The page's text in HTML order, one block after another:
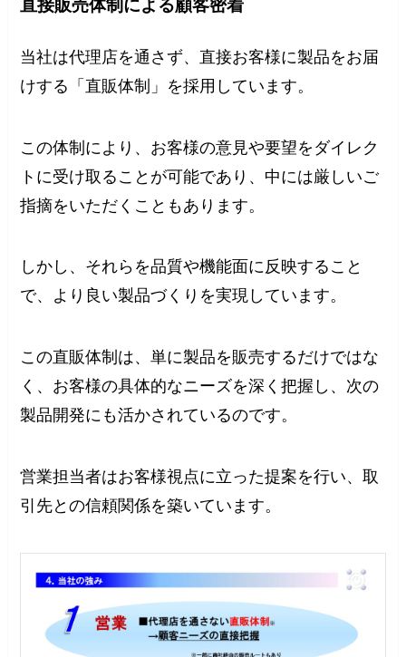
直接販売体制による顧客密着
当社は代理店を通さず、直接お客様に製品をお届
けする「直販体制」を採用しています。
この体制により、お客様の意見や要望をダイレク
トに受け取ることが可能であり、中には厳しいご
指摘をいただくこともあります。
しかし、それらを品質や機能面に反映すること
で、より良い製品づくりを実現しています。
この直販体制は、単に製品を販売するだけではな
く、お客様の具体的なニーズを深く把握し、次の
製品開発にも活かされているのです。
営業担当者はお客様視点に立った提案を行い、取
引先との信頼関係を築いています。